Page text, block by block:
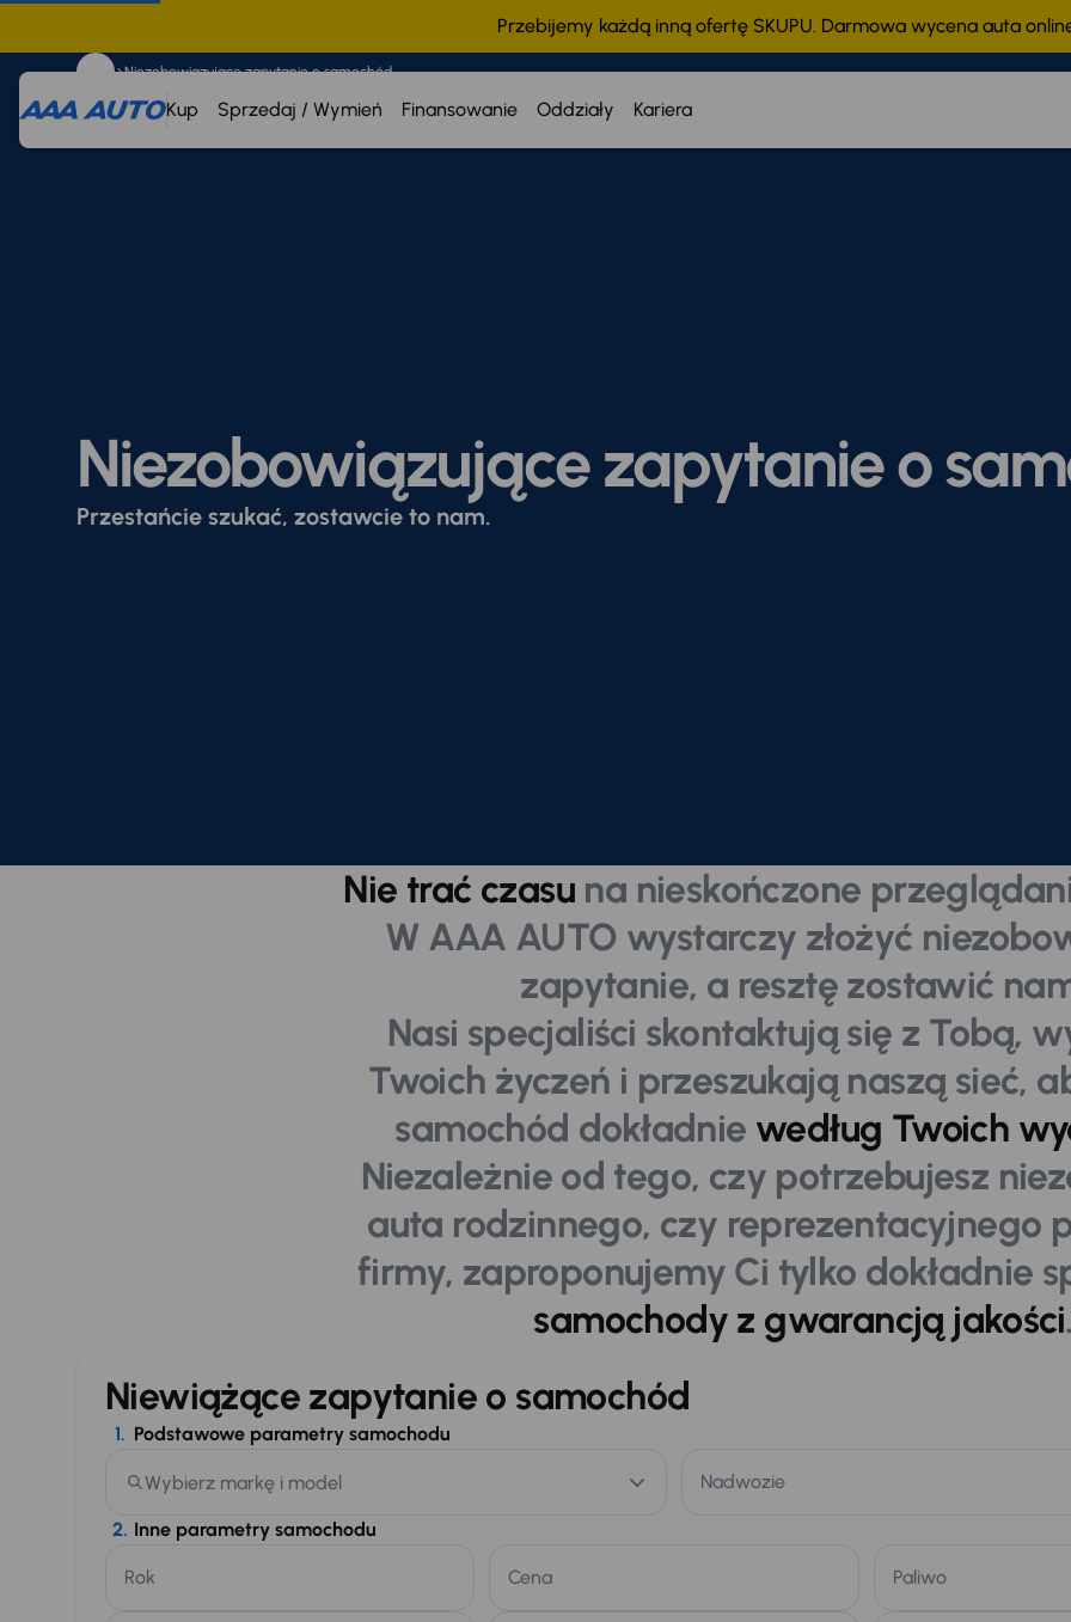
Przebijemy każdą inną ofertę SKUPU. Darmowa wycena auta
Kup Sprzedaj / Wymień Finansowanie Oddziały Kariera
Niezobowiązujące zapytanie o samochód
Niezobowiązujące zapytanie o
Przestańcie szukać, zostawcie to nam.
Nie trać czasu na nieskończone
W AAA AUTO wystarczy złożyć
zapytanie, a resztę zostawić
Nasi specjaliści skontaktują się z Tobą,
Twoich życzeń i przeszukają naszą sieć,
samochód dokładnie według Twoich
Niezależnie od tego, czy potrzebujesz
auta rodzinnego, czy reprezentacyjnego
firmy, zaproponujemy Ci tylko dokładnie
samochody z gwarancją jakości.
Niewiążące zapytanie o samochód
1. Podstawowe parametry samochodu
Wybierz markę i model Nadwozie
2. Inne parametry samochodu
Rok Cena Paliwo